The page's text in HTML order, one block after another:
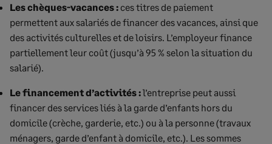
Les chèques-vacances : ces titres de paiement
permettent aux salariés de financer des vacances, ainsi que
des activités culturelles et de loisirs. L’employeur finance
partiellement leur coût (jusqu’à 95 % selon la situation du
salarié).
Le financement d’activités :l’entreprise peut aussi
financer des services liés à la garde d’enfants hors du
domicile (crèche, garderie, etc.) ou à la personne (travaux
ménagers, garde d’enfant à domicile, etc.). Les sommes